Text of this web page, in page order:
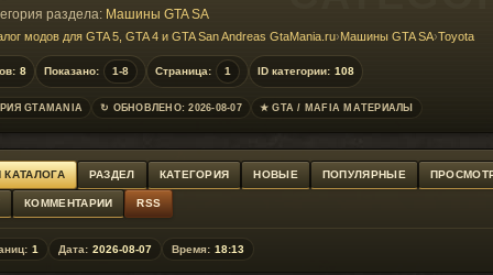
раздела: Машины GTA SA
модов для GTA 5, GTA 4 и GTA San Andreas GtaMania.ru›Машины GTA SA›Toyota
8 Показано: 1-8 Страница: 1 ID категории: 108
GTAMANIA ↻ ОБНОВЛЕНО: 2026-08-07 ★ GTA / MAFIA МАТЕРИАЛЫ
КАТАЛОГА РАЗДЕЛ КАТЕГОРИЯ НОВЫЕ ПОПУЛЯРНЫЕ
КОММЕНТАРИИ RSS
1 Дата: 2026-08-07 Время: 18:13